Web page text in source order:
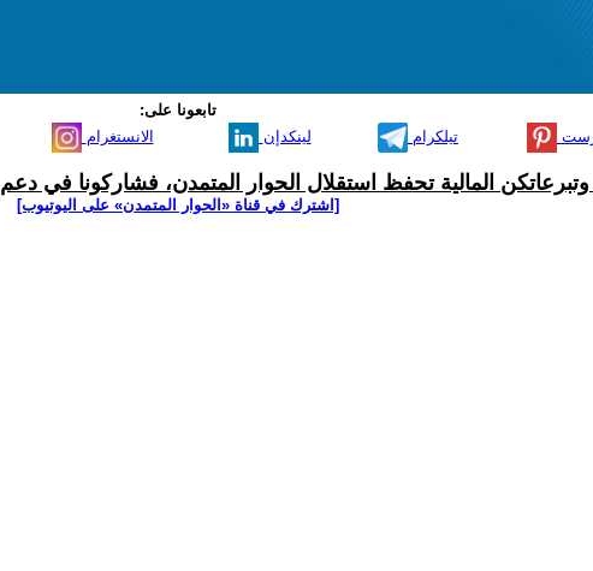
تابعونا على:
الانستغرام لينكدإن تيلكرام
وتبرعاتكن المالية تحفظ استقلال الحوار المتمدن، فشاركونا في
[اشترك في قناة ‫«الحوار المتمدن» على اليوتيوب]